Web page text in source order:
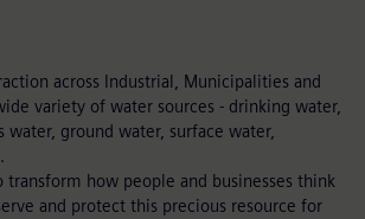
across Industrial, Municipalities and
variety of water sources - drinking water,
water, ground water, surface water,
transform how people and businesses think
and protect this precious resource for